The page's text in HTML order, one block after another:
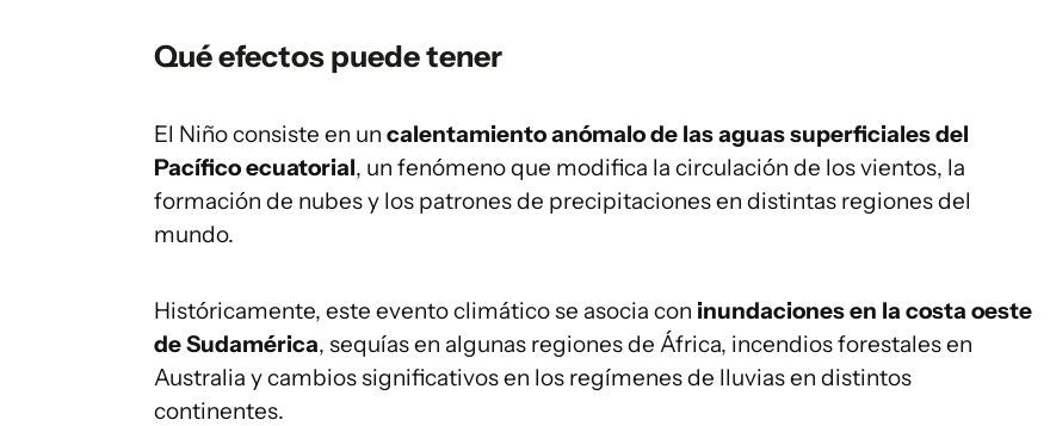
Qué efectos puede tener
El Niño consiste en un calentamiento anómalo de las aguas superficiales del
Pacífico ecuatorial, un fenómeno que modifica la circulación de los vientos, la
formación de nubes y los patrones de precipitaciones en distintas regiones del
mundo.
Históricamente, este evento climático se asocia con inundaciones en la costa oeste
de Sudamérica, sequías en algunas regiones de África, incendios forestales en
Australia y cambios significativos en los regímenes de lluvias en distintos
continentes.